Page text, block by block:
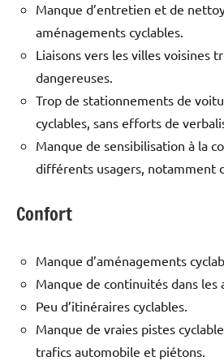
Manque d’entretien et de
aménagements cyclables.
Liaisons vers les villes voisines
dangereuses.
Trop de stationnements de
cyclables, sans efforts de
Manque de sensibilisation à la
différents usagers, notamment
Confort
Manque d’aménagements
Manque de continuités dans les
Peu d’itinéraires cyclables.
Manque de vraies pistes
trafics automobile et piétons.